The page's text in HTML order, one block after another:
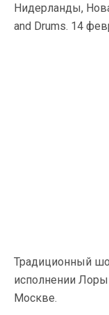
Нидерланды,
and Drums. 14
Традиционный
исполнении
Москве.